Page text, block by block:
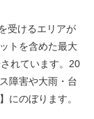
受けるエリアが
トを含めた最大
れています。20
障害や大雨・台
にのぼります。